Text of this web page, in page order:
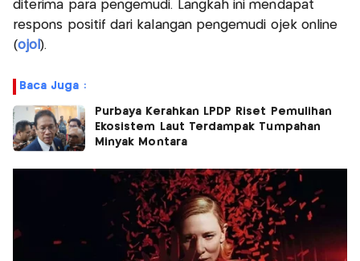
diterima para pengemudi. Langkah ini mendapat
respons positif dari kalangan pengemudi ojek online
(ojol ).
Baca Juga :
Purbaya Kerahkan LPDP Riset Pemulihan
Ekosistem Laut Terdampak Tumpahan
Minyak Montara